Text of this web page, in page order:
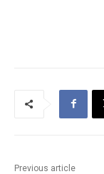
Previous article